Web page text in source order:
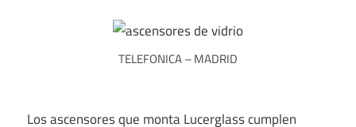
TELEFONICA – MADRID
Los ascensores que monta Lucerglass cumplen